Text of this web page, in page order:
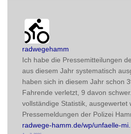
radwegehamm avatar
radwegehamm
Ich habe die Pressemitteilungen
aus diesem Jahr systematisch
haben sich in diesem Jahr schon
Fahrende verletzt, 9 davon
vollständige Statistik, ausgewertet
Pressemeldungen der Polizei
radwege-hamm.de/wp/unfaelle-mi